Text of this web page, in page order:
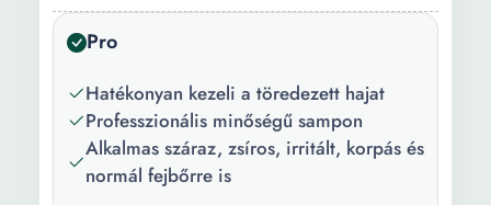
Fejbőr típusa:
Száraz Zsíros Irritált
Darabszám/szett: 1
Csomag
tartalma:
1 x Sampon
Pro
Hatékonyan kezeli a töredezett hajat
Professzionális minőségű sampon
Alkalmas száraz, zsíros, irritált, korpás és
normál fejbőrre is